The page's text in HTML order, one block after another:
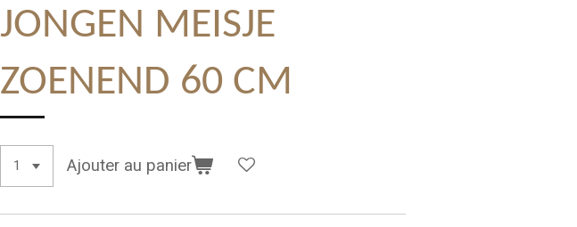
JONGEN MEISJE
ZOENEND 60 CM
Ajouter au panier